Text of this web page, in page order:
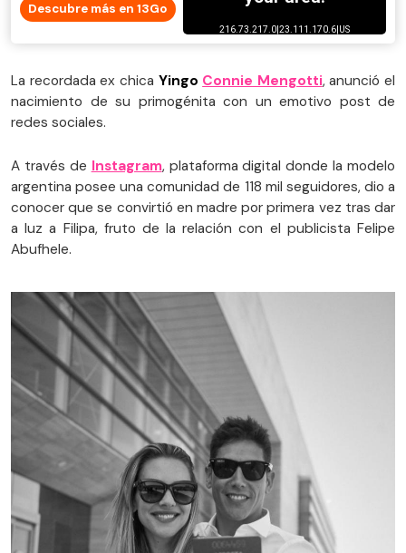
Descubre más en 13Go
La recordada ex chica Yingo Connie Mengotti, anunció el
nacimiento de su primogénita con un emotivo post de
redes sociales.
A través de Instagram, plataforma digital donde la modelo
argentina posee una comunidad de 118 mil seguidores, dio a
conocer que se convirtió en madre por primera vez tras dar
a luz a Filipa, fruto de la relación con el publicista Felipe
Abufhele.